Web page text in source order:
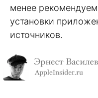
менее
установки
источников.